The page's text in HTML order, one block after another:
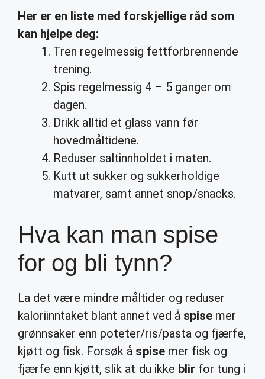
Her er en liste med forskjellige råd som
kan hjelpe deg:
Tren regelmessig fettforbrennende
trening.
Spis regelmessig 4 – 5 ganger om
dagen.
Drikk alltid et glass vann før
hovedmåltidene.
Reduser saltinnholdet i maten.
Kutt ut sukker og sukkerholdige
matvarer, samt annet snop/snacks.
Hva kan man spise
for og bli tynn?
La det være mindre måltider og reduser
kaloriinntaket blant annet ved å spisemer
grønnsaker enn poteter/ris/pasta og fjærfe,
kjøtt og fisk. Forsøk å spisemer fisk og
fjærfe enn kjøtt, slik at du ikke blir for tung i